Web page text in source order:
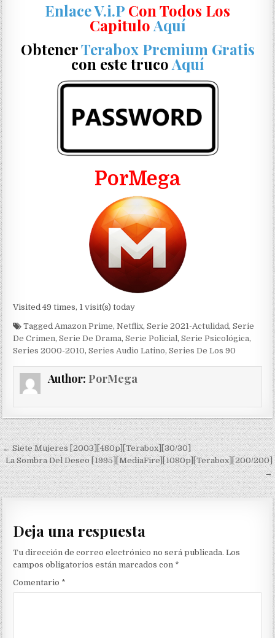
Enlace V.i.P Con Todos Los
Capitulo Aquí
ObtenerTerabox Premium Gratis
con este truco Aquí
PorMega
Visited 49 times, 1 visit(s) today
TaggedAmazon Prime,Netflix,Serie 2021-Actulidad,Serie
De Crimen,Serie De Drama,Serie Policial,Serie Psicológica,
Series 2000-2010,Series Audio Latino,Series De Los 90
Author: PorMega
Navegación de entradas
← Siete Mujeres [2003][480p][Terabox][30/30]
La Sombra Del Deseo [1995][MediaFire][1080p][Terabox][200/200]
→
Deja una respuesta
Tu dirección de correo electrónico no será publicada. Los
campos obligatorios están marcados con *
Comentario *